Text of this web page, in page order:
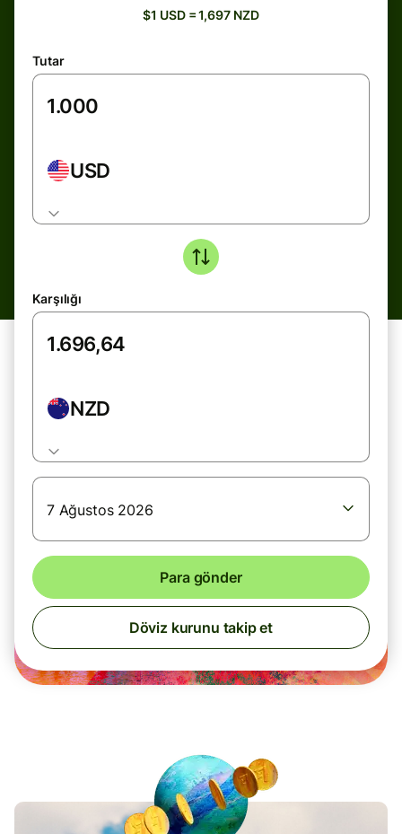
$1 USD = 1,697 NZD
Tutar
USD
Karşılığı
NZD
7 Ağustos 2026
Para gönder
Döviz kurunu takip et